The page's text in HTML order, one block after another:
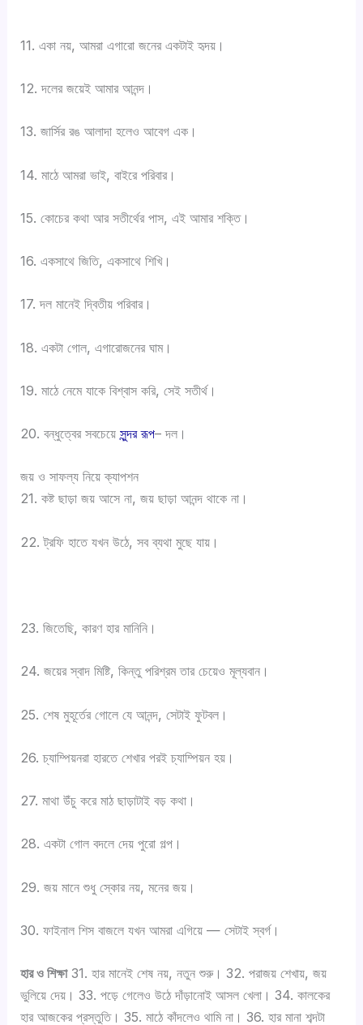
11. একা নয়, আমরা এগারো জনের একটাই হৃদয়।
12. দলের জয়েই আমার আনন্দ।
13. জার্সির রঙ আলাদা হলেও আবেগ এক।
14. মাঠে আমরা ভাই, বাইরে পরিবার।
15. কোচের কথা আর সতীর্থের পাস, এই আমার শক্তি।
16. একসাথে জিতি, একসাথে শিখি।
17. দল মানেই দ্বিতীয় পরিবার।
18. একটা গোল, এগারোজনের ঘাম।
19. মাঠে নেমে যাকে বিশ্বাস করি, সেই সতীর্থ।
20. বন্ধুত্বের সবচেয়েসুন্দর রূপ– দল।
জয় ও সাফল্য নিয়ে ক্যাপশন
21. কষ্ট ছাড়া জয় আসে না, জয় ছাড়া আনন্দ থাকে না।
22. ট্রফি হাতে যখন উঠে, সব ব্যথা মুছে যায়।
23. জিতেছি, কারণ হার মানিনি।
24. জয়ের স্বাদ মিষ্টি, কিন্তু পরিশ্রম তার চেয়েও মূল্যবান।
25. শেষ মুহূর্তের গোলে যে আনন্দ, সেটাই ফুটবল।
26. চ্যাম্পিয়নরা হারতে শেখার পরই চ্যাম্পিয়ন হয়।
27. মাথা উঁচু করে মাঠ ছাড়াটাই বড় কথা।
28. একটা গোল বদলে দেয় পুরো গল্প।
29. জয় মানে শুধু স্কোর নয়, মনের জয়।
30. ফাইনাল শিস বাজলে যখন আমরা এগিয়ে — সেটাই স্বর্গ।
হার ও শিক্ষা31. হার মানেই শেষ নয়, নতুন শুরু। 32. পরাজয় শেখায়, জয়
ভুলিয়ে দেয়। 33. পড়ে গেলেও উঠে দাঁড়ানোই আসল খেলা। 34. কালকের
হার আজকের প্রস্তুতি। 35. মাঠে কাঁদলেও থামি না। 36. হার মানা শব্দটা